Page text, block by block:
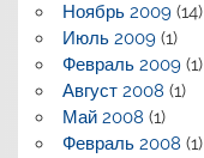
Ноябрь 2009(14)
Июль 2009(1)
Февраль 2009(1)
Август 2008 (1)
Май 2008 (1)
Февраль 2008 (1)